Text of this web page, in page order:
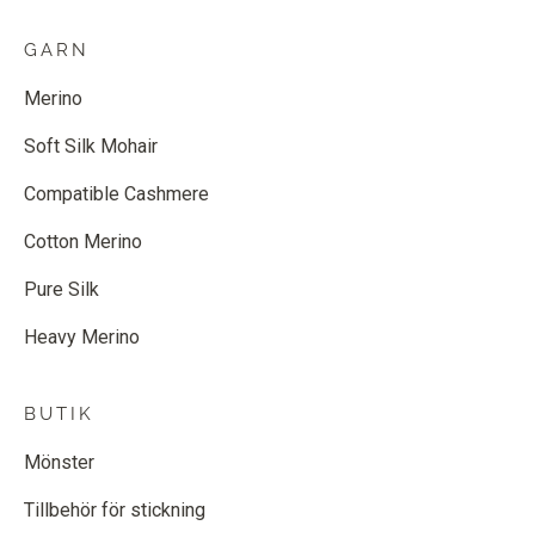
GARN
Merino
Soft Silk Mohair
Compatible Cashmere
Cotton Merino
Pure Silk
Heavy Merino
BUTIK
Mönster
Tillbehör för stickning